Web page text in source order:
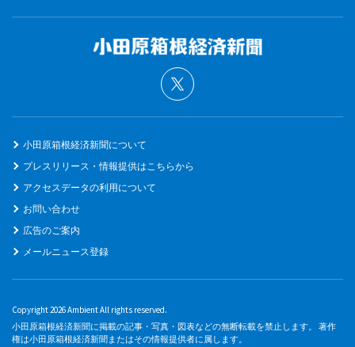
小田原箱根経済新聞について
プレスリリース・情報提供はこちらから
アクセスデータの利用について
お問い合わせ
広告のご案内
メールニュース登録
Copyright 2026 Ambient All rights reserved.
小田原箱根経済新聞に掲載の記事・写真・図表などの無断転載を禁止します。 著作
権は小田原箱根経済新聞またはその情報提供者に属します。